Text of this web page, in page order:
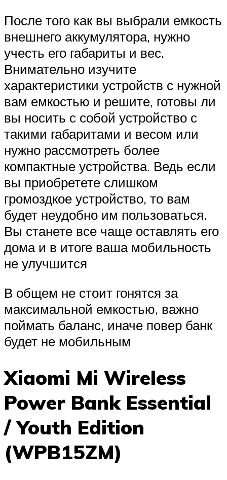
После того как вы выбрали емкость
внешнего аккумулятора, нужно
учесть его габариты и вес.
Внимательно изучите
характеристики устройств с нужной
вам емкостью и решите, готовы ли
вы носить с собой устройство с
такими габаритами и весом или
нужно рассмотреть более
компактные устройства. Ведь если
вы приобретете слишком
громоздкое устройство, то вам
будет неудобно им пользоваться.
Вы станете все чаще оставлять его
дома и в итоге ваша мобильность
не улучшится
В общем не стоит гонятся за
максимальной емкостью, важно
поймать баланс, иначе повер банк
будет не мобильным
Xiaomi Mi Wireless
Power Bank Essential
/ Youth Edition
(WPB15ZM)